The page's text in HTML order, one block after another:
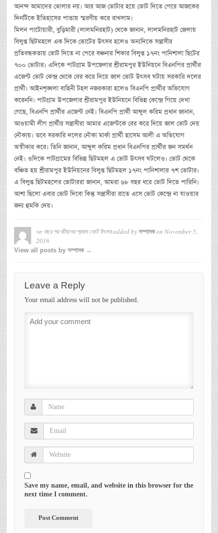
আনন্দ আমাদের ভোলার নয়। আর আজ ভোটার হয়ে ভোট দিতে পেরে আজকের
দিনটিকে ইতিহাসের পাতায় স্মরণীয় করে রাখলাম।
মিলন পাটোয়ারী, বুড়িমারী (লালমনিরহাট) থেকে জানান, লালমনিরহাট জেলায়
বিলুপ্ত ছিটমহলে এক দিকে ভোটের উৎসব হলেও অন্যদিকে সন্ত্রাসীর
প্রতিবন্ধকতায় ভোট দিতে না পেরে বঞ্চনার শিকার বিলুপ্ত ১৭নং পানিশালা ছিটের
৭০০ ভোটার। এদিকে পাটগ্রাম উপজেলার শ্রীরামপুর ইউনিয়নে বিএনপির প্রার্থীর
এজেন্ট ভোট কেন্দ্র থেকে বের করে দিয়ে জাল ভোট উৎসব ঘটায় সরকারি দলের
প্রার্থী। আইনশৃঙ্খলা বাহিনী টহল নজরকারা হলেও বিএনপি প্রার্থীর অভিযোগ
করেননি। পাটগ্রাম উপজেলার শ্রীরামপুর ইউনিয়নে বিভিন্ন কেন্দ্রে গিয়ে দেখা
গেছে, বিএনপি প্রার্থীর এজেন্ট নেই। বিএনপি প্রার্থী আব্দুল করিম প্রধান জানান,
আওয়ামী লীগ প্রার্থীর সন্ত্রাসীরা আমার এজেন্টকে বের করে দিয়ে জাল ভোট দেয়
নৌকায়। তবে সরকারি দলের নৌকা মার্কা প্রার্থী হাসেম আলী এ অভিযোগ
অস্বীকার করে। তিনি জানান, আব্দুল করিম প্রধান বিএনপির প্রার্থীর জন সমর্থন
নেই। ওদিকে পাটগ্রামের বিভিন্ন ছিটমহল এ ভোট উৎসব ঘটলেও। ভোট থেকে
বঞ্চিত হয় শ্রীরামপুর ইউনিয়নের বিলুপ্ত ছিটমহল ১৭নং পানিশালার ৭শ ভোটার।
এ বিলুপ্ত ছিটমহলের ভোটাররা জানান, আমরা ৬৮ বছর ধরে ভোট দিতে পারিনি।
আশা ছিলো এবার ভোট দিবো কিন্তু সন্ত্রাসীরা রাতে এসে ভোট কেন্দ্রে না যাওয়ার
জন্য হুমকি দেয়।
৬৮ বছর পর জীবনের প্রথম ভোট উৎসবadded by সম্পাদকon November 5,
2016
View all posts by সম্পাদক →
Leave a Reply
Your email address will not be published.
Save my name, email, and website in this browser for the
next time I comment.